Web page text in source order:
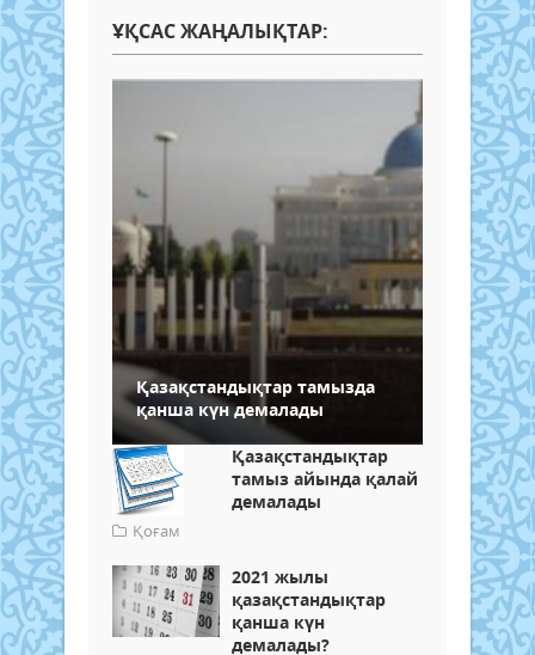
ҰҚСАС ЖАҢАЛЫҚТАР:
Қазақстандықтар тамызда
қанша күн демалады
Қазақстандықтар
тамыз айында қалай
демалады
Қоғам
2021 жылы
қазақстандықтар
қанша күн
демалады?